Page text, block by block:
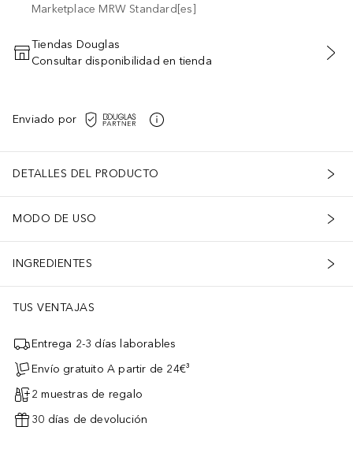
Marketplace MRW Standard[es]
AÑADIR AL CARRITO
Tiendas Douglas
Consultar disponibilidad en tienda
Enviado por
DETALLES DEL PRODUCTO
MODO DE USO
INGREDIENTES
TUS VENTAJAS
Entrega 2-3 días laborables
Envío gratuito A partir de 24€³
2 muestras de regalo
30 días de devolución